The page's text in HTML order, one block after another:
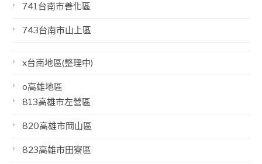
741台南市善化區
743台南市山上區
x台南地區(整理中)
o高雄地區
813高雄市左營區
820高雄市岡山區
823高雄市田寮區